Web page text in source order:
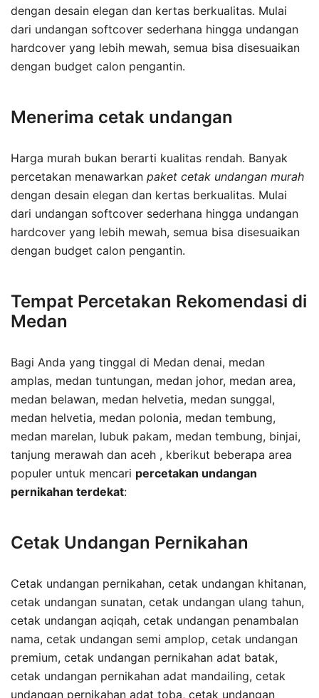
dengan desain elegan dan kertas berkualitas. Mulai
dari undangan softcover sederhana hingga undangan
hardcover yang lebih mewah, semua bisa disesuaikan
dengan budget calon pengantin.
Menerima cetak undangan
Harga murah bukan berarti kualitas rendah. Banyak
percetakan menawarkan paket cetak undangan murah
dengan desain elegan dan kertas berkualitas. Mulai
dari undangan softcover sederhana hingga undangan
hardcover yang lebih mewah, semua bisa disesuaikan
dengan budget calon pengantin.
Tempat Percetakan Rekomendasi di
Medan
Bagi Anda yang tinggal di Medan denai, medan
amplas, medan tuntungan, medan johor, medan area,
medan belawan, medan helvetia, medan sunggal,
medan helvetia, medan polonia, medan tembung,
medan marelan, lubuk pakam, medan tembung, binjai,
tanjung merawah dan aceh , kberikut beberapa area
populer untuk mencari percetakan undangan
pernikahan terdekat:
Cetak Undangan Pernikahan
Cetak undangan pernikahan, cetak undangan khitanan,
cetak undangan sunatan, cetak undangan ulang tahun,
cetak undangan aqiqah, cetak undangan penambalan
nama, cetak undangan semi amplop, cetak undangan
premium, cetak undangan pernikahan adat batak,
cetak undangan pernikahan adat mandailing, cetak
undangan pernikahan adat toba, cetak undangan